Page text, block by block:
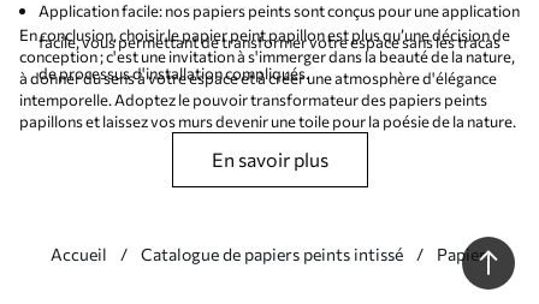
Application facile: nos papiers peints sont conçus pour une application
facile, vous permettant de transformer votre espace sans les tracas
de processus d'installation compliqués.
En conclusion, choisir le papier peint papillon est plus qu’une décision de
conception ; c'est une invitation à s'immerger dans la beauté de la nature,
à donner du sens à votre espace et à créer une atmosphère d'élégance
intemporelle. Adoptez le pouvoir transformateur des papiers peints
papillons et laissez vos murs devenir une toile pour la poésie de la nature.
En savoir plus
Accueil Catalogue de papiers peints intissé Papiers